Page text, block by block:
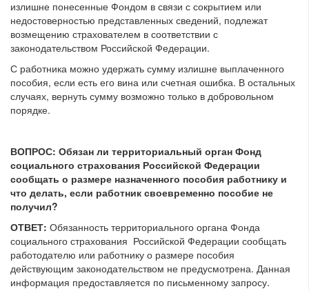
излишне понесенные Фондом в связи с сокрытием или
недостоверностью представленных сведений, подлежат
возмещению страхователем в соответствии с
законодательством Российской Федерации.
С работника можно удержать сумму излишне выплаченного
пособия, если есть его вина или счетная ошибка. В остальных
случаях, вернуть сумму возможно только в добровольном
порядке.
ВОПРОС: Обязан ли территориальный орган Фонд
социального страхования Российской Федерации
сообщать о размере назначенного пособия работнику и
что делать, если работник своевременно пособие не
получил?
ОТВЕТ: Обязанность территориального органа Фонда
социального страхования Российской Федерации сообщать
работодателю или работнику о размере пособия
действующим законодательством не предусмотрена. Данная
информация предоставляется по письменному запросу.